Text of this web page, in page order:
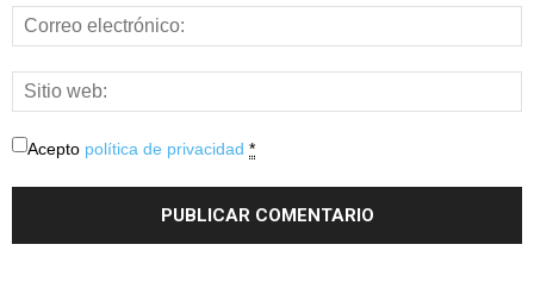
Acepto política de privacidad *